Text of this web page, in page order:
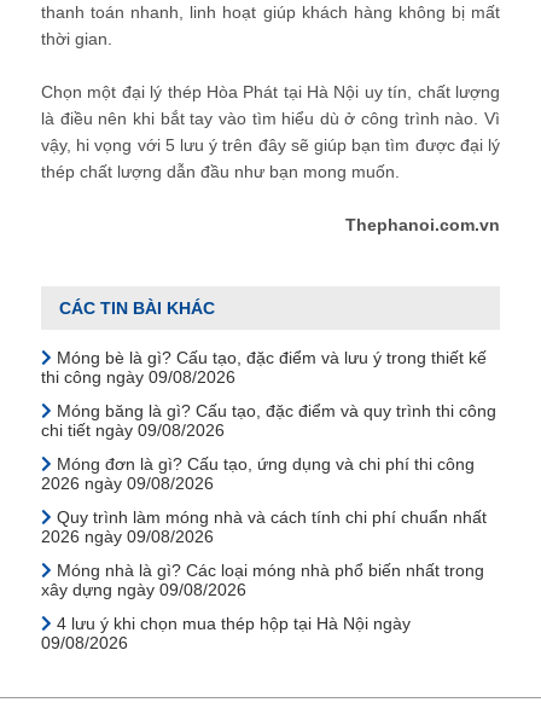
thanh toán nhanh, linh hoạt giúp khách hàng không bị mất
thời gian.
Chọn một đại lý thép Hòa Phát tại Hà Nội uy tín, chất lượng
là điều nên khi bắt tay vào tìm hiểu dù ở công trình nào. Vì
vậy, hi vọng với 5 lưu ý trên đây sẽ giúp bạn tìm được đại lý
thép chất lượng dẫn đầu như bạn mong muốn.
Thephanoi.com.vn
CÁC TIN BÀI KHÁC
Móng bè là gì? Cấu tạo, đặc điểm và lưu ý trong thiết kế
thi công ngày 09/08/2026
Móng băng là gì? Cấu tạo, đặc điểm và quy trình thi công
chi tiết ngày 09/08/2026
Móng đơn là gì? Cấu tạo, ứng dụng và chi phí thi công
2026 ngày 09/08/2026
Quy trình làm móng nhà và cách tính chi phí chuẩn nhất
2026 ngày 09/08/2026
Móng nhà là gì? Các loại móng nhà phổ biến nhất trong
xây dựng ngày 09/08/2026
4 lưu ý khi chọn mua thép hộp tại Hà Nội ngày
09/08/2026